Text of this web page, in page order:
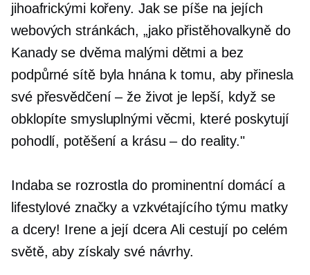
jihoafrickými kořeny. Jak se píše na jejích
webových stránkách, „jako přistěhovalkyně do
Kanady se dvěma malými dětmi a bez
podpůrné sítě byla hnána k tomu, aby přinesla
své přesvědčení – že život je lepší, když se
obklopíte smysluplnými věcmi, které poskytují
pohodlí, potěšení a krásu – do reality."
Indaba se rozrostla do prominentní domácí a
lifestylové značky a vzkvétajícího týmu matky
a dcery! Irene a její dcera Ali cestují po celém
světě, aby získaly své návrhy.